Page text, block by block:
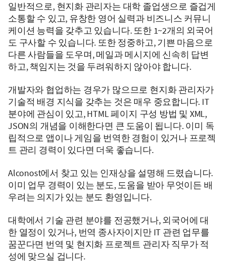
일반적으로, 현지화 관리자는 대학 졸업생으로 즐겁게
소통할 수 있고, 유창한 영어 실력과 비즈니스 커뮤니
케이션 능력을 갖추고 있습니다. 또한 1~2개의 외국어
도 구사할 수 있습니다. 또한 정중하고, 기쁜 마음으로
다른 사람들을 도우며, 메일과 메시지에 신속히 답변
하고, 책임지는 것을 두려워하지 않아야 합니다.
개발자와 협업하는 경우가 많으므로 현지화 관리자가
기술적 배경 지식을 갖추는 것은 매우 중요합니다. IT
분야에 관심이 있고, HTML 페이지 구성 방법 및 XML,
JSON의 개념을 이해한다면 큰 도움이 됩니다. 이미 독
립적으로 앱이나 게임을 번역한 경험이 있거나 프로젝
트 관리 경력이 있다면 더욱 좋습니다.
Alconost에서 찾고 있는 인재상을 설명해 드렸습니다.
이미 업무 경력이 있는 분도, 도움을 받아 무엇이든 배
우려는 의지가 있는 분도 환영입니다.
대학에서 기술 관련 분야를 전공했거나, 외국어에 대
한 열정이 있거나, 번역 종사자이지만 IT 관련 업무를
꿈꾼다면 번역 및 현지화 프로젝트 관리자 직무가 적
성에 맞으실 겁니다.